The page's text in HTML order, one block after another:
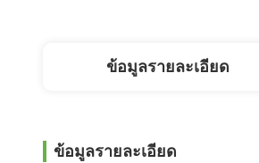
ข้อมูลรายละเอียด
ข้อมูลรายละเอียด